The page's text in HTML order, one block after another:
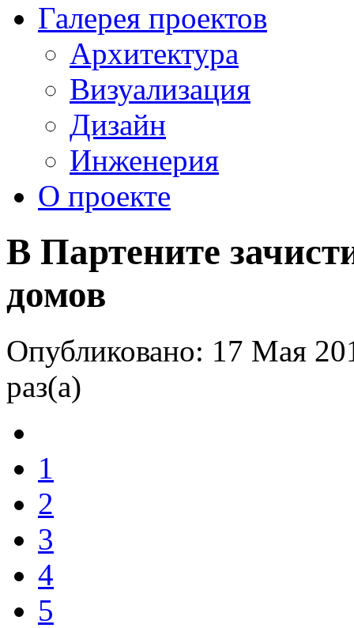
Галерея проектов
Архитектура
Визуализация
Дизайн
Инженерия
О проекте
В Партените
домов
Опубликовано: 17 Мая
раз(а)
1
2
3
4
5